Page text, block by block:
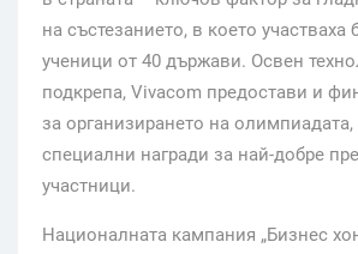
на състезанието, в което участваха
ученици от 40 държави. Освен
подкрепа, Vivacom предостави и
за организирането на олимпиадата,
специални награди за най-добре
участници.
Националната кампания „Бизнес